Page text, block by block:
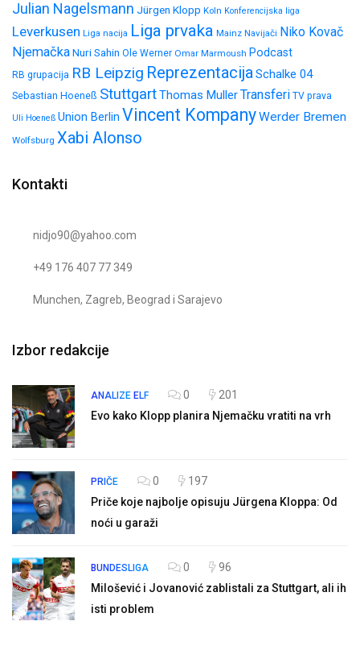
Julian Nagelsmann Jürgen Klopp Koln Konferencijska liga
Leverkusen Liga nacija Liga prvaka Mainz Navijači Niko Kovač
NjemačkaNuri Sahin Ole Werner Omar Marmoush Podcast
RB grupacija RB Leipzig ReprezentacijaSchalke 04
Sebastian Hoeneß StuttgartThomas MullerTransferi TV prava
Uli Hoeneß Union Berlin Vincent KompanyWerder Bremen
Wolfsburg Xabi Alonso
Kontakti
nidjo90@yahoo.com
+49 176 407 77 349
Munchen, Zagreb, Beograd i Sarajevo
Izbor redakcije
ANALIZE ELF 0
201
Evo kako Klopp planira Njemačku vratiti na vrh
PRIČE 0
197
Priče koje najbolje opisuju Jürgena Kloppa: Od
noći u garaži
BUNDESLIGA 0
96
Milošević i Jovanović zablistali za Stuttgart, ali ih
isti problem